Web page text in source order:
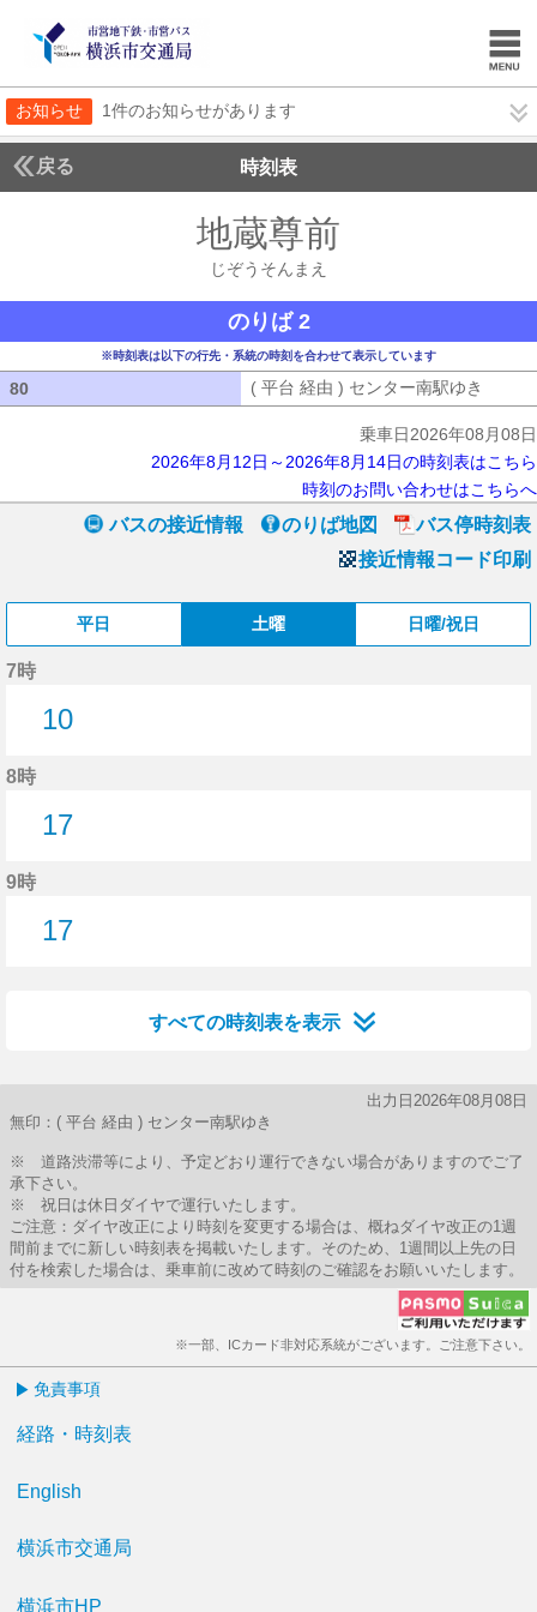
お知らせ 1件のお知らせがあります
戻る 時刻表
地蔵尊前
じぞうそんまえ
のりば 2
※時刻表は以下の行先・系統の時刻を合わせて表示しています
80 ( 平台 経由 ) センター南駅ゆき
乗車日2026年08月08日
2026年8月12日～2026年8月14日の時刻表はこちら
時刻のお問い合わせはこちらへ
バスの接近情報 のりば地図
バス停時刻表
接近情報コード印刷
平日 土曜 日曜/祝日
7時
10
8時
17
9時
17
すべての時刻表を表示
出力日2026年08月08日
無印：( 平台 経由 ) センター南駅ゆき
※ 道路渋滞等により、予定どおり運行できない場合がありますのでご了
承下さい。
※ 祝日は休日ダイヤで運行いたします。
ご注意：ダイヤ改正により時刻を変更する場合は、概ねダイヤ改正の1週
間前までに新しい時刻表を掲載いたします。そのため、1週間以上先の日
付を検索した場合は、乗車前に改めて時刻のご確認をお願いいたします。
※一部、ICカード非対応系統がございます。ご注意下さい。
免責事項
経路・時刻表
English
横浜市交通局
横浜市HP